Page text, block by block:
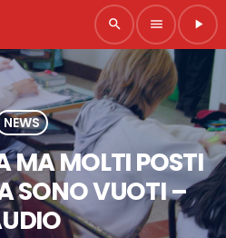
search menu play_arrow
NEWS
MA MOLTI POSTI
SONO VUOTI –